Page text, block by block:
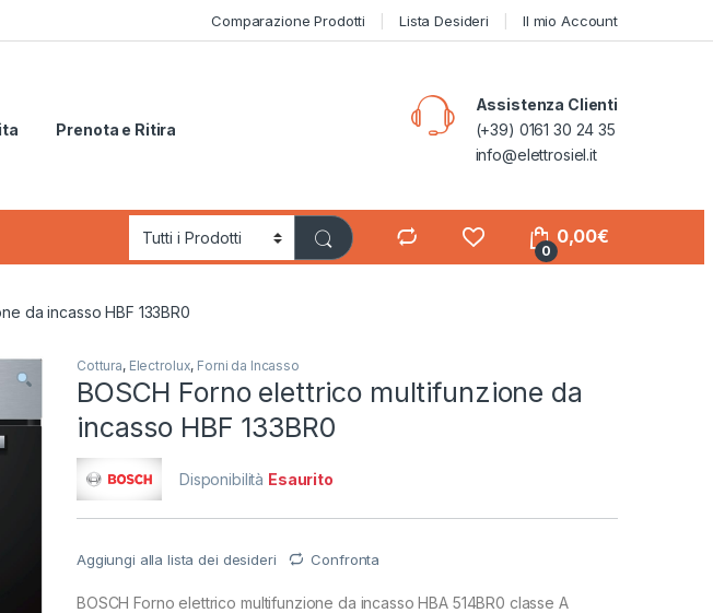
Comparazione Prodotti Lista Desideri Il mio Account
Prenota e Ritira
Assistenza Clienti
(+39) 0161 30 24 35
info@elettrosiel.it
0
0,00€
da incasso HBF 133BR0
Cottura, Electrolux, Forni da Incasso
BOSCH Forno elettrico multifunzione da
incasso HBF 133BR0
Disponibilità Esaurito
Aggiungi alla lista dei desideri Confronta
BOSCH Forno elettrico multifunzione da incasso HBA 514BR0 classe A